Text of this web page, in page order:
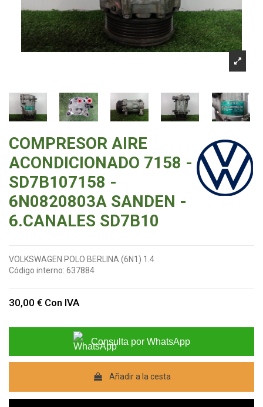
COMPRESOR AIRE
ACONDICIONADO 7158 -
SD7B107158 -
6N0820803A SANDEN -
6.CANALES SD7B10
VOLKSWAGEN POLO BERLINA (6N1) 1.4
Código interno: 637884
30,00 € Con IVA
Consulta por WhatsApp
Añadir a la cesta